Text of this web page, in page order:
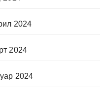
2024
2024
2024